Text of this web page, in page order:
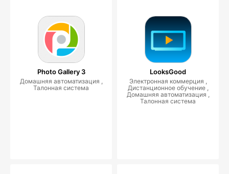
Photo Gallery 3
Домашняя автоматизация ,
Талонная система
LooksGood
Электронная коммерция ,
Дистанционное обучение ,
Домашняя автоматизация ,
Талонная система